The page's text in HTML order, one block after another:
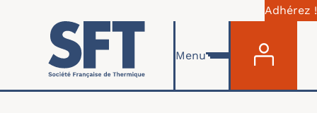
Aller au contenu principal
Adhérez !
Menu